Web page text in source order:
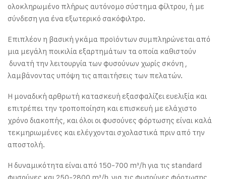
ολοκληρωμένο πλήρως αυτόνομο σύστημα φίλτρου, ή με
σύνδεση για ένα εξωτερικό σακόφιλτρο.
Επιπλέον η βασική γκάμα προϊόντων συμπληρώνεται από
μια μεγάλη ποικιλία εξαρτημάτων τα οποία καθιστούν
δυνατή την λειτουργία των φυσούνων χωρίς σκόνη ,
λαμβάνοντας υπόψη τις απαιτήσεις των πελατών.
Η μοναδική αρθρωτή κατασκευή εξασφαλίζει ευελιξία και
επιτρέπει την τροποποίηση και επισκευή με ελάχιστο
χρόνο διακοπής, και όλοι οι φυσούνες φόρτωσης είναι καλά
τεκμηριωμένες και ελέγχονται σχολαστικά πριν από την
αποστολή.
Η δυναμικότητα είναι από 150-700 m³/h για τις standard